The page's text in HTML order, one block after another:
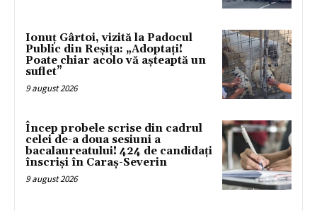
Ionuț Gârtoi, vizită la Padocul
Public din Reșița: „Adoptați!
Poate chiar acolo vă așteaptă un
suflet”
9 august 2026
Încep probele scrise din cadrul
celei de-a doua sesiuni a
bacalaureatului! 424 de candidați
înscriși în Caraș-Severin
9 august 2026